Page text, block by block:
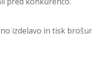
izdelavo in tisk brošur